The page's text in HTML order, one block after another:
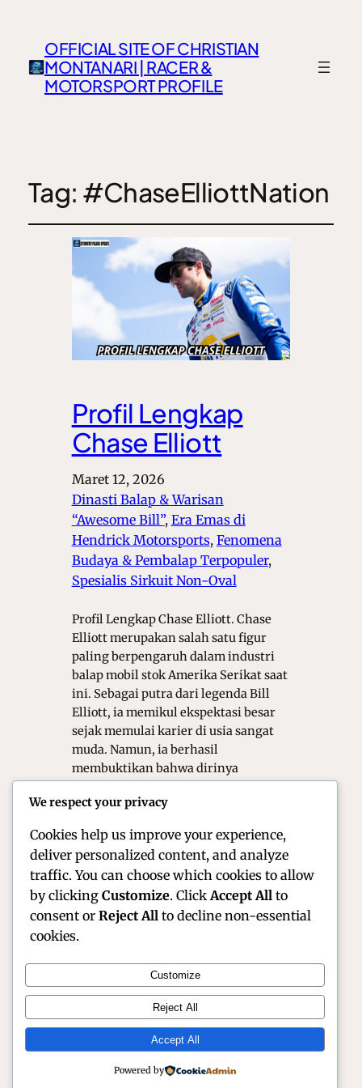
OFFICIAL SITE OF CHRISTIAN
MONTANARI | RACER &
MOTORSPORT PROFILE
Tag: #ChaseElliottNation
Profil Lengkap
Chase Elliott
Maret 12, 2026
Dinasti Balap & Warisan
“Awesome Bill”, Era Emas di
Hendrick Motorsports, Fenomena
Budaya & Pembalap Terpopuler ,
Spesialis Sirkuit Non-Oval
Profil Lengkap Chase Elliott. Chase
Elliott merupakan salah satu figur
paling berpengaruh dalam industri
balap mobil stok Amerika Serikat saat
ini. Sebagai putra dari legenda Bill
Elliott, ia memikul ekspektasi besar
sejak memulai karier di usia sangat
muda. Namun, ia berhasil
membuktikan bahwa dirinya
luar biasa di lintasan. Melalui
Official Site of Christian Montanari | Racer &
Motorsport Profile
We respect your privacy
Cookies help us improve your experience,
deliver personalized content, and analyze
traffic. You can choose which cookies to allow
by clicking Customize. Click Accept All to
consent or Reject All to decline non-essential
cookies.
Customize
Reject All
Accept All
Powered by